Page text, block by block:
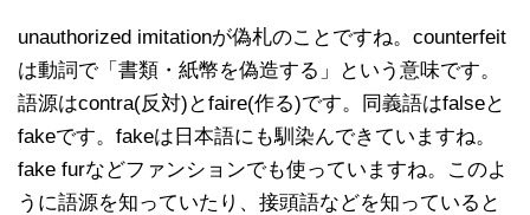
unauthorized imitationが偽札のことですね。counterfeit
は動詞で「書類・紙幣を偽造する」という意味です。
語源はcontra(反対)とfaire(作る)です。同義語はfalseと
fakeです。fakeは日本語にも馴染んできていますね。
fake furなどファンションでも使っていますね。このよ
うに語源を知っていたり、接頭語などを知っていると